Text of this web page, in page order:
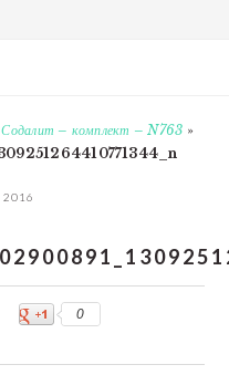
Содалит – комплект – N763 »
2016
0